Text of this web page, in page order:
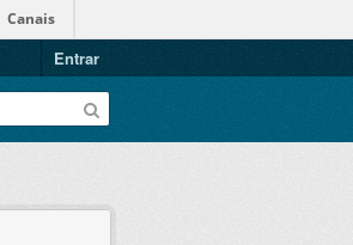
Canais
Entrar